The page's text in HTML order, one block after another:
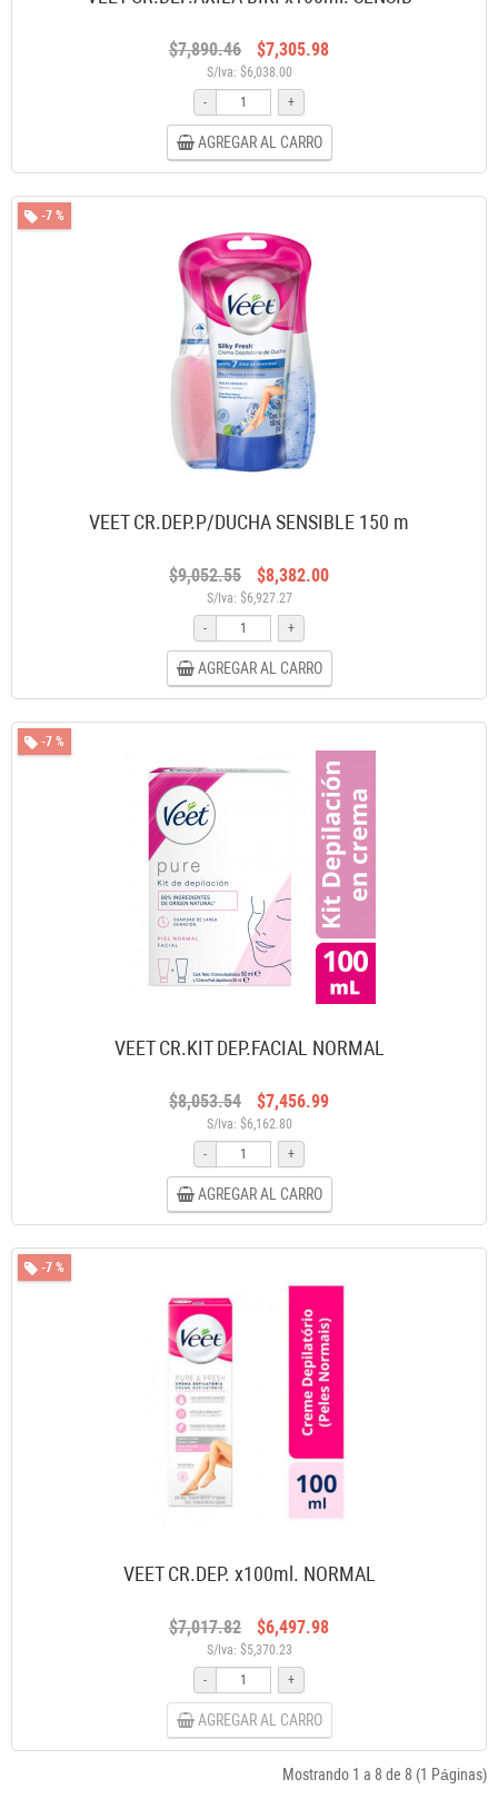
$7,890.46 $7,305.98
S/Iva: $6,038.00
-
+
AGREGAR AL CARRO
-7 %
VEET CR.DEP.P/DUCHA SENSIBLE 150 m
$9,052.55 $8,382.00
S/Iva: $6,927.27
-
+
AGREGAR AL CARRO
-7 %
VEET CR.KIT DEP.FACIAL NORMAL
$8,053.54 $7,456.99
S/Iva: $6,162.80
-
+
AGREGAR AL CARRO
-7 %
VEET CR.DEP. x100ml. NORMAL
$7,017.82 $6,497.98
S/Iva: $5,370.23
-
+
AGREGAR AL CARRO
Mostrando 1 a 8 de 8 (1 Páginas)